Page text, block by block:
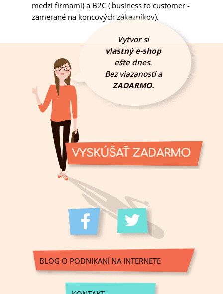
medzi firmami) a B2C ( business to customer -
zamerané na koncových zákazníkov).
Vytvor si
vlastný e-shop
ešte dnes.
Bez viazanosti a
ZADARMO.
VYSKÚŠAŤ ZADARMO
BLOG O PODNIKANÍ NA INTERNETE